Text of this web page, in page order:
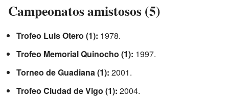
Campeonatos amistosos (5)
Trofeo Luis Otero (1): 1978.
Trofeo Memorial Quinocho (1): 1997.
Torneo de Guadiana (1): 2001.
Trofeo Ciudad de Vigo (1): 2004.